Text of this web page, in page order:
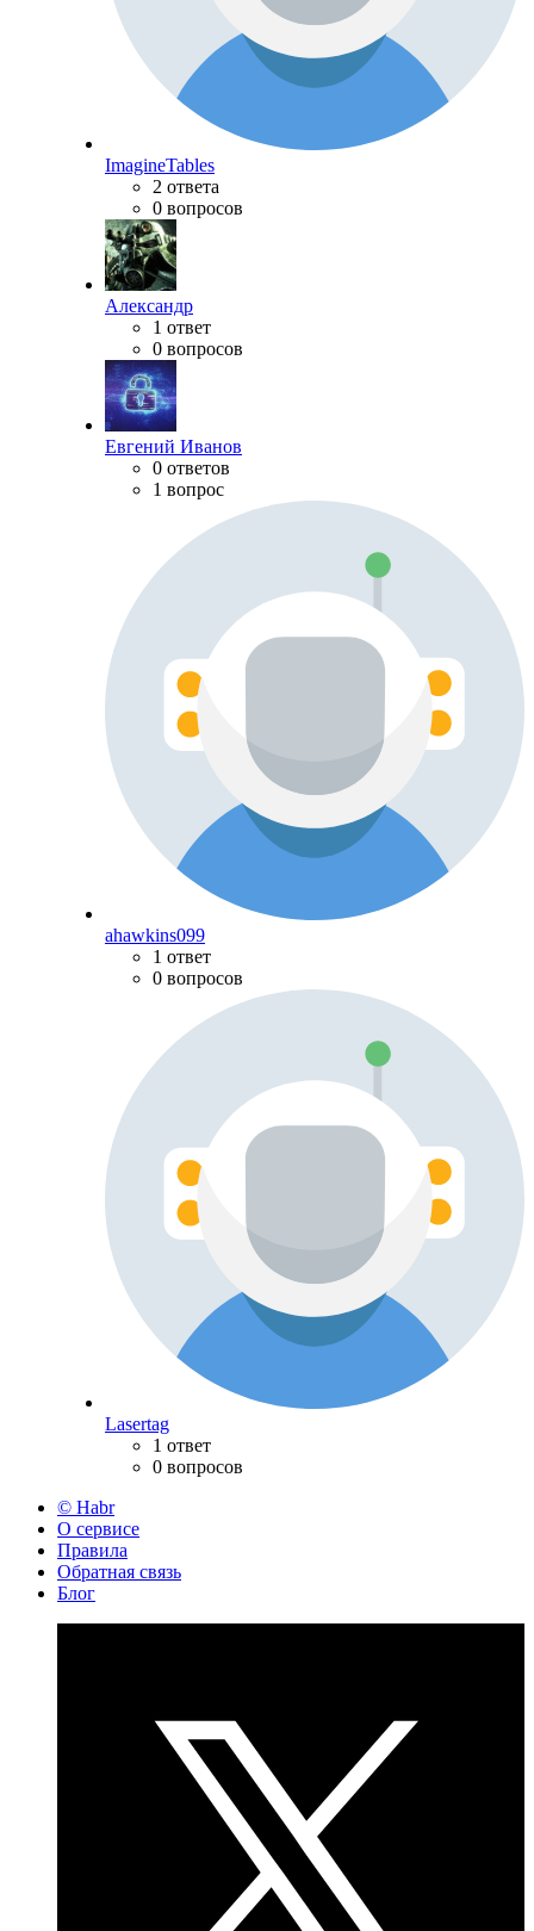
ImagineTables
2 ответа
0 вопросов
Александр
1 ответ
0 вопросов
Евгений Иванов
0 ответов
1 вопрос
ahawkins099
1 ответ
0 вопросов
Lasertag
1 ответ
0 вопросов
© Habr
О сервисе
Правила
Обратная связь
Блог